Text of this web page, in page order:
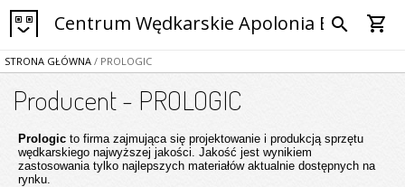
Centrum Wędkarskie Apolonia Bytom
search shopping_cart
STRONA GŁÓWNA / PROLOGIC
Producent - PROLOGIC
Prologic to firma zajmująca się projektowanie i produkcją sprzętu
wędkarskiego najwyższej jakości. Jakość jest wynikiem
zastosowania tylko najlepszych materiałów aktualnie dostępnych na
rynku.